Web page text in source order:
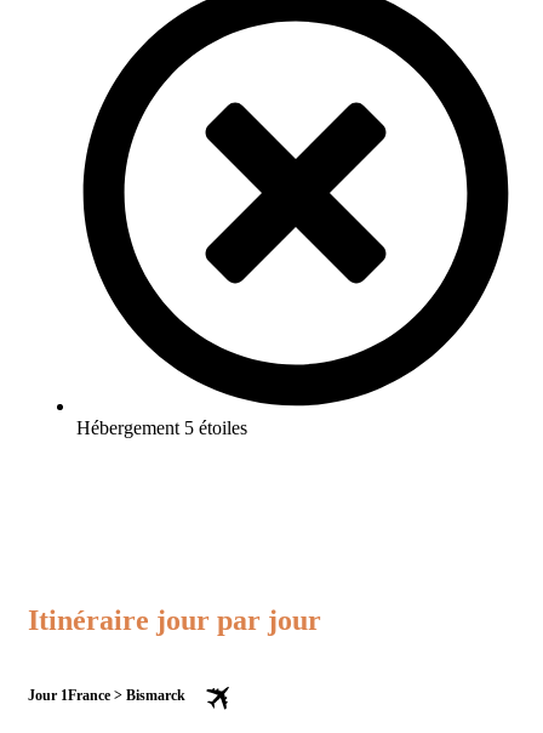
Hébergement 5 étoiles
Itinéraire jour par jour
Jour 1France > Bismarck